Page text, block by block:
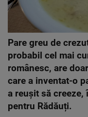
Pare greu de
probabil cel mai
românesc, are
care a inventat-o
a reușit să
pentru Rădăuți.